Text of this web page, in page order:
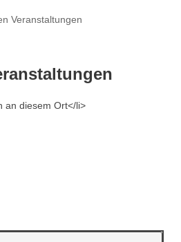
Veranstaltungen
an diesem Ort</li>